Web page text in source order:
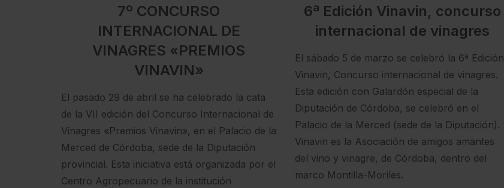
7º CONCURSO
INTERNACIONAL DE
VINAGRES «PREMIOS
VINAVIN»
El pasado 29 de abril se ha celebrado la cata
de la VII edición del Concurso Internacional de
Vinagres «Premios Vinavin», en el Palacio de la
Merced de Córdoba, sede de la Diputación
provincial. Esta iniciativa está organizada por el
Centro Agropecuario de la institución
6ª Edición Vinavin, concurso
internacional de vinagres
El sábado 5 de marzo se celebró la 6ª Edición
Vinavin, Concurso internacional de vinagres.
Esta edición con Galardón especial de la
Diputación de Córdoba, se celebró en el
Palacio de la Merced (sede de la Diputación).
Vinavin es la Asociación de amigos amantes
del vino y vinagre, de Córdoba, dentro del
marco Montilla-Moriles.